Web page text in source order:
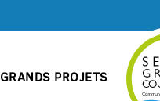
GRANDS PROJETS